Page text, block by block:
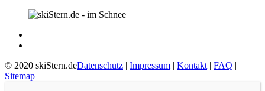
© 2020 skiStern.deDatenschutz | Impressum | Kontakt | FAQ |
Sitemap |